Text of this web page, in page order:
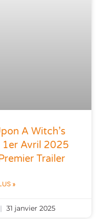
A Witch’s
1er Avril 2025
Trailer
»
31 janvier 2025